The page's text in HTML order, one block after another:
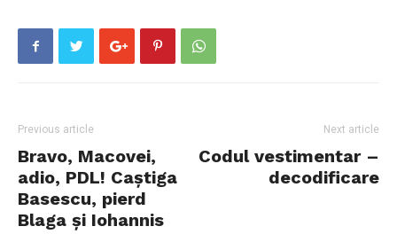
Previous article
Bravo, Macovei,
adio, PDL! Caștiga
Basescu, pierd
Blaga și Iohannis
Next article
Codul vestimentar –
decodificare